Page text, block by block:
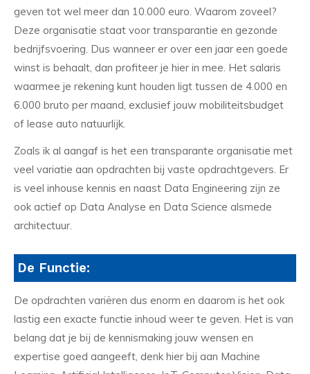
geven tot wel meer dan 10.000 euro. Waarom zoveel?
Deze organisatie staat voor transparantie en gezonde
bedrijfsvoering. Dus wanneer er over een jaar een goede
winst is behaalt, dan profiteer je hier in mee. Het salaris
waarmee je rekening kunt houden ligt tussen de 4.000 en
6.000 bruto per maand, exclusief jouw mobiliteitsbudget
of lease auto natuurlijk.
Zoals ik al aangaf is het een transparante organisatie met
veel variatie aan opdrachten bij vaste opdrachtgevers. Er
is veel inhouse kennis en naast Data Engineering zijn ze
ook actief op Data Analyse en Data Science alsmede
architectuur.
De Functie:
De opdrachten variëren dus enorm en daarom is het ook
lastig een exacte functie inhoud weer te geven. Het is van
belang dat je bij de kennismaking jouw wensen en
expertise goed aangeeft, denk hier bij aan Machine